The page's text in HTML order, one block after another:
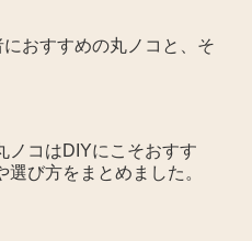
におすすめの丸ノコと、そ
ノコはDIYにこそおすす
選び方をまとめました。